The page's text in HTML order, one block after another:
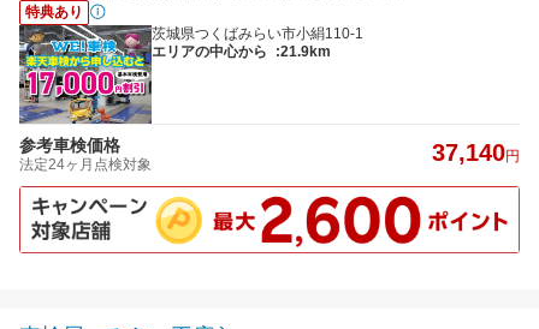
特典あり
茨城県つくばみらい市小絹110-1
エリアの中心から
:21.9km
参考車検価格
法定24ヶ月点検対象 37,140円